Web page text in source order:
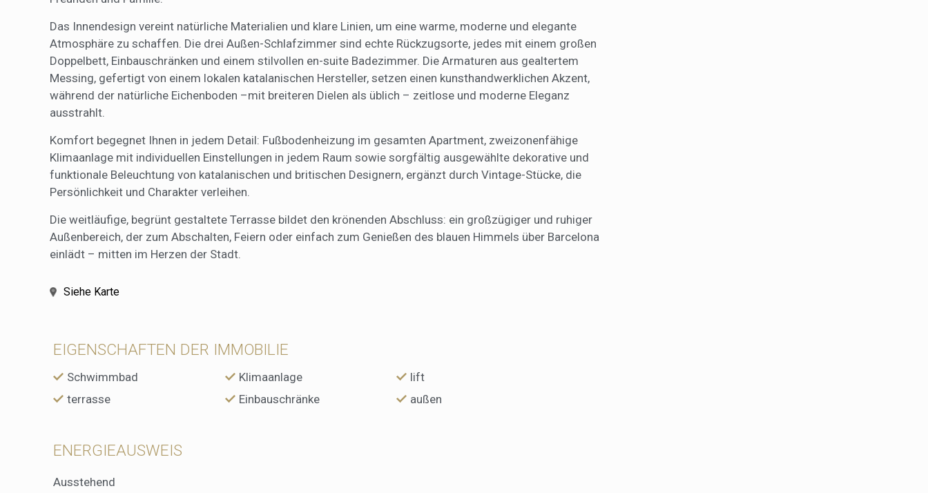
Das Innendesign vereint natürliche Materialien und klare Linien, um eine warme, moderne und elegante
Atmosphäre zu schaffen. Die drei Außen-Schlafzimmer sind echte Rückzugsorte, jedes mit einem großen
Doppelbett, Einbauschränken und einem stilvollen en-suite Badezimmer. Die Armaturen aus gealtertem
Messing, gefertigt von einem lokalen katalanischen Hersteller, setzen einen kunsthandwerklichen Akzent,
während der natürliche Eichenboden –mit breiteren Dielen als üblich – zeitlose und moderne Eleganz
ausstrahlt.
Komfort begegnet Ihnen in jedem Detail: Fußbodenheizung im gesamten Apartment, zweizonenfähige
Klimaanlage mit individuellen Einstellungen in jedem Raum sowie sorgfältig ausgewählte dekorative und
funktionale Beleuchtung von katalanischen und britischen Designern, ergänzt durch Vintage-Stücke, die
Persönlichkeit und Charakter verleihen.
Die weitläufige, begrünt gestaltete Terrasse bildet den krönenden Abschluss: ein großzügiger und ruhiger
Außenbereich, der zum Abschalten, Feiern oder einfach zum Genießen des blauen Himmels über Barcelona
einlädt – mitten im Herzen der Stadt.
Siehe Karte
EIGENSCHAFTEN DER IMMOBILIE
Schwimmbad Klimaanlage
lift
terrasse
Einbauschränke außen
ENERGIEAUSWEIS
Ausstehend